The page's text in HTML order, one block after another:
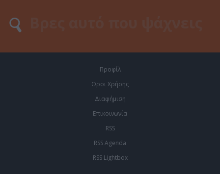
Προφίλ
Οροι Χρήσης
Διαφήμιση
Επικοινωνία
RSS
RSS Agenda
RSS Lightbox